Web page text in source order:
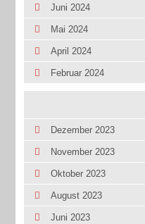
Juni 2024
Mai 2024
April 2024
Februar 2024
Dezember 2023
November 2023
Oktober 2023
August 2023
Juni 2023